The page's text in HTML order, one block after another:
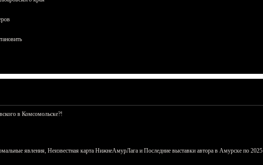
в Комсомольске?!
явления, Неизвестная карта НижнеАмурЛага и Последние выставки автора в Амурске по 2025